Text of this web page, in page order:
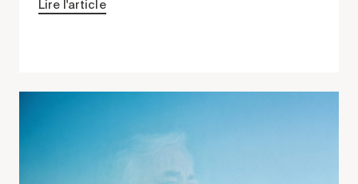
Lire l'article